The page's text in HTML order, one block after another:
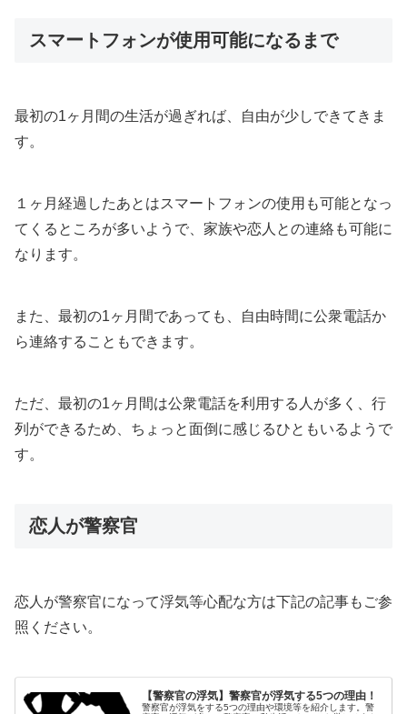
スマートフォンが使用可能になるまで
最初の1ヶ月間の生活が過ぎれば、自由が少しできてきま
す。
１ヶ月経過したあとはスマートフォンの使用も可能となっ
てくるところが多いようで、家族や恋人との連絡も可能に
なります。
また、最初の1ヶ月間であっても、自由時間に公衆電話か
ら連絡することもできます。
ただ、最初の1ヶ月間は公衆電話を利用する人が多く、行
列ができるため、ちょっと面倒に感じるひともいるようで
す。
恋人が警察官
恋人が警察官になって浮気等心配な方は下記の記事もご参
照ください。
【警察官の浮気】警察官が浮気する5つの理由！
警察官が浮気をする5つの理由や環境等を紹介します。警